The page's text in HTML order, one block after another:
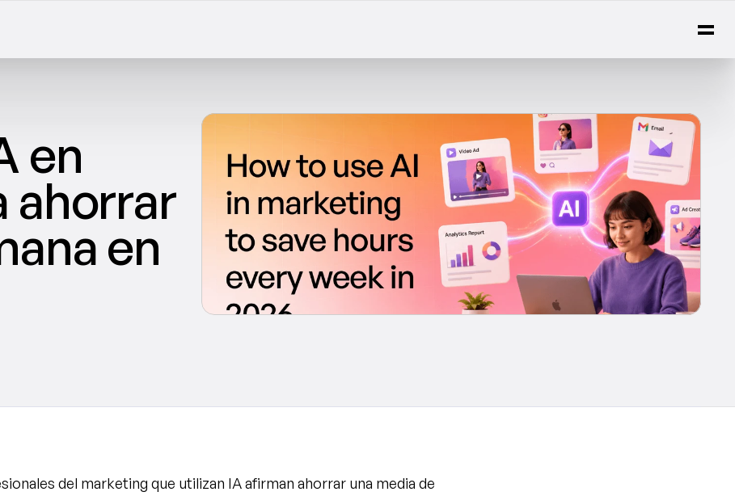
en
ahorrar
en
del marketing que utilizan IA afirman ahorrar una media de